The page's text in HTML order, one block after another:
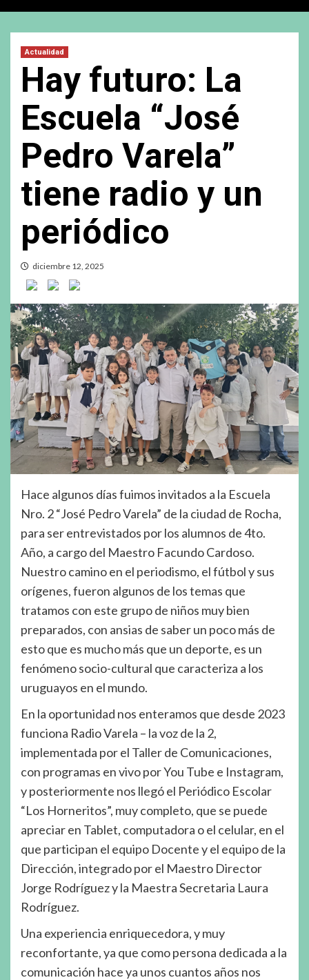
Actualidad
Hay futuro: La
Escuela “José
Pedro Varela”
tiene radio y un
periódico
diciembre 12, 2025
Hace algunos días fuimos invitados a la Escuela
Nro. 2 “José Pedro Varela” de la ciudad de Rocha,
para ser entrevistados por los alumnos de 4to.
Año, a cargo del Maestro Facundo Cardoso.
Nuestro camino en el periodismo, el fútbol y sus
orígenes, fueron algunos de los temas que
tratamos con este grupo de niños muy bien
preparados, con ansias de saber un poco más de
esto que es mucho más que un deporte, es un
fenómeno socio-cultural que caracteriza a los
uruguayos en el mundo.
En la oportunidad nos enteramos que desde 2023
funciona Radio Varela – la voz de la 2,
implementada por el Taller de Comunicaciones,
con programas en vivo por You Tube e Instagram,
y posteriormente nos llegó el Periódico Escolar
“Los Horneritos”, muy completo, que se puede
apreciar en Tablet, computadora o el celular, en el
que participan el equipo Docente y el equipo de la
Dirección, integrado por el Maestro Director
Jorge Rodríguez y la Maestra Secretaria Laura
Rodríguez.
Una experiencia enriquecedora, y muy
reconfortante, ya que como persona dedicada a la
comunicación hace ya unos cuantos años nos